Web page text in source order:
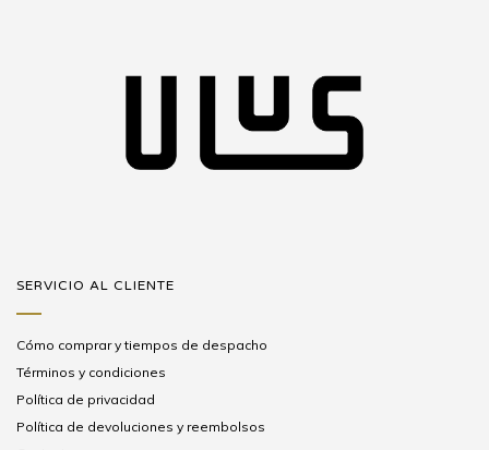
SERVICIO AL CLIENTE
Cómo comprar y tiempos de despacho
Términos y condiciones
Política de privacidad
Política de devoluciones y reembolsos